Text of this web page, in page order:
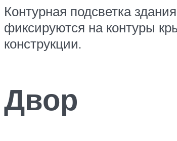
Контурная подсветка
фиксируются на контуры
конструкции.
Двор